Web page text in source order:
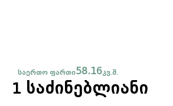
საერთო ფართი58.16კვ.მ.
1 საძინებლიანი